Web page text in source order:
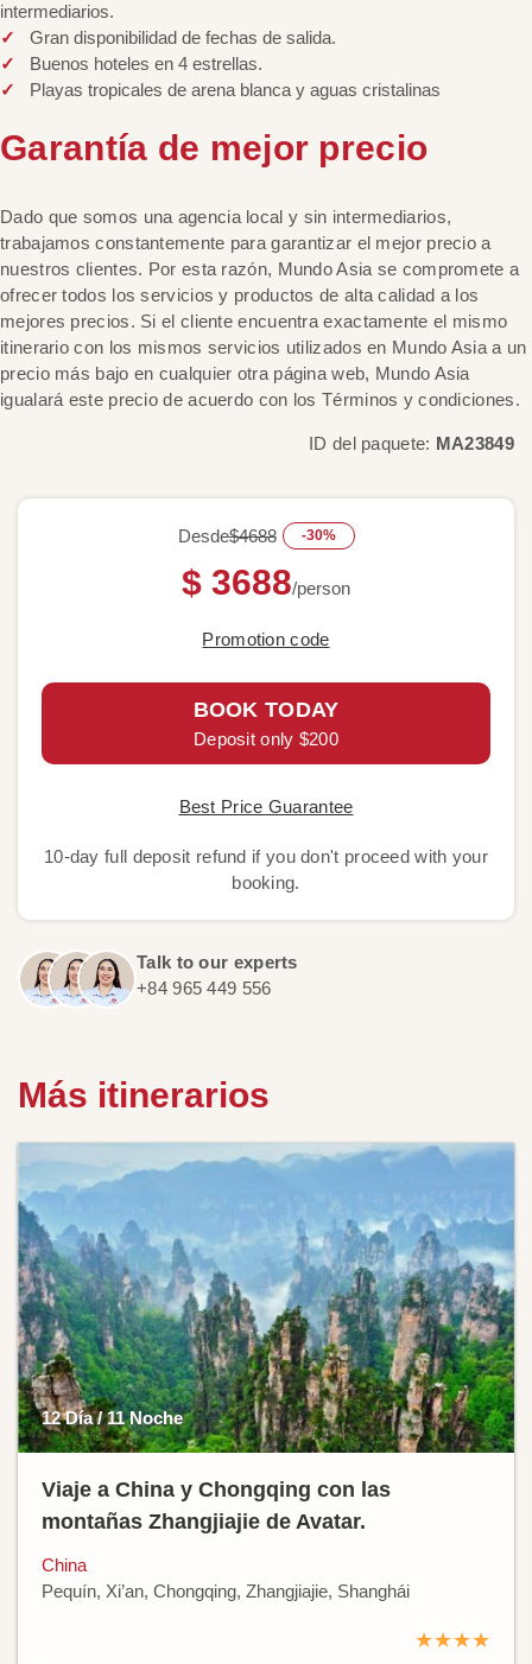
intermediarios.
Gran disponibilidad de fechas de salida.
Buenos hoteles en 4 estrellas.
Playas tropicales de arena blanca y aguas cristalinas
Garantía de mejor precio
Dado que somos una agencia local y sin intermediarios,
trabajamos constantemente para garantizar el mejor precio a
nuestros clientes. Por esta razón, Mundo Asia se compromete a
ofrecer todos los servicios y productos de alta calidad a los
mejores precios. Si el cliente encuentra exactamente el mismo
itinerario con los mismos servicios utilizados en Mundo Asia a un
precio más bajo en cualquier otra página web, Mundo Asia
igualará este precio de acuerdo con los Términos y condiciones.
ID del paquete: MA23849
Desde$4688 -30%
$ 3688/person
Promotion code
BOOK TODAY
Deposit only $200
Best Price Guarantee
10-day full deposit refund if you don't proceed with your
booking.
Talk to our experts
+84 965 449 556
Más itinerarios
12 Día / 11 Noche
Viaje a China y Chongqing con las
montañas Zhangjiajie de Avatar.
China
Pequín, Xi’an, Chongqing, Zhangjiajie, Shanghái
★★★★